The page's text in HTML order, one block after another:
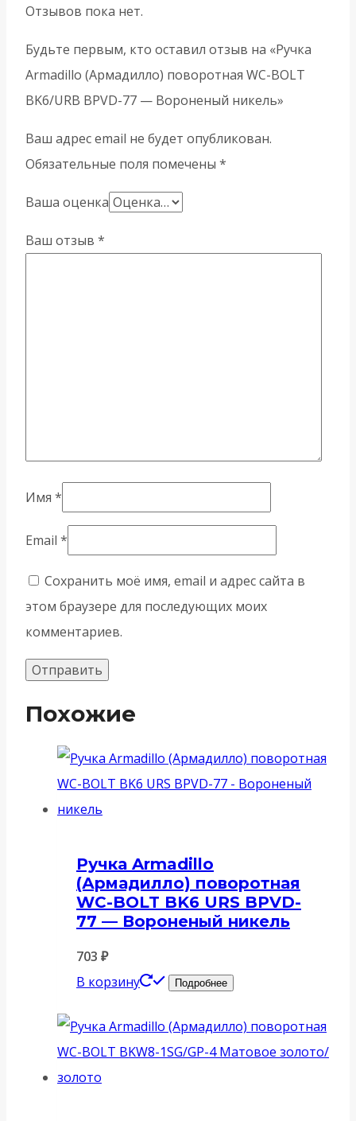
Отзывов пока нет.
Будьте первым, кто оставил отзыв на «Ручка
Armadillo (Армадилло) поворотная WC-BOLT
BK6/URB BPVD-77 — Вороненый никель»
Ваш адрес email не будет опубликован.
Обязательные поля помечены *
Ваша оценка
Ваш отзыв *
Имя *
Email *
Сохранить моё имя, email и адрес сайта в
этом браузере для последующих моих
комментариев.
Похожие
Ручка Armadillo
(Армадилло) поворотная
WC-BOLT BK6 URS BPVD-
77 — Вороненый никель
703 ₽
В корзину
Подробнее